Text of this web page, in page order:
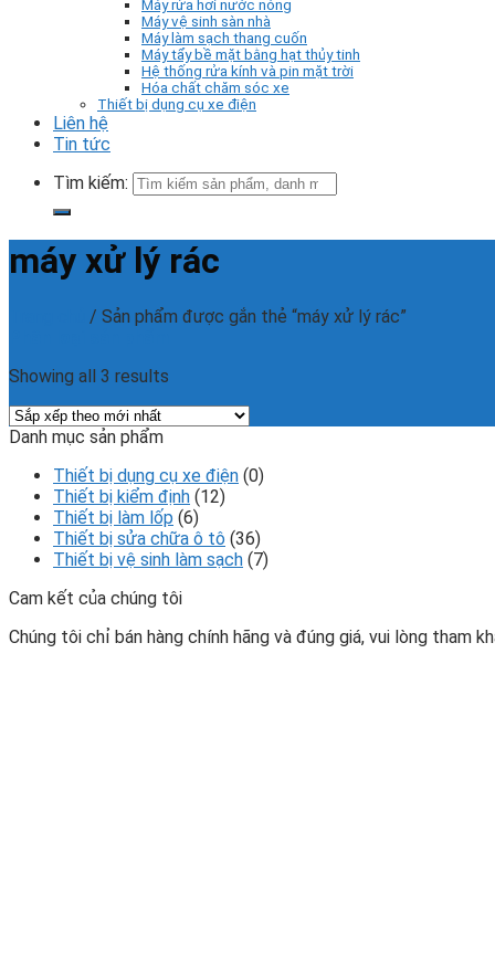
Máy rửa hơi nước nóng
Máy vệ sinh sàn nhà
Máy làm sạch thang cuốn
Máy tẩy bề mặt bằng hạt thủy tinh
Hệ thống rửa kính và pin mặt trời
Hóa chất chăm sóc xe
Thiết bị dụng cụ xe điện
Liên hệ
Tin tức
Tìm kiếm:
máy xử lý rác
/ Sản phẩm được gắn thẻ “máy xử lý rác”
Showing all 3 results
Danh mục sản phẩm
Thiết bị dụng cụ xe điện (0)
Thiết bị kiểm định (12)
Thiết bị làm lốp (6)
Thiết bị sửa chữa ô tô (36)
Thiết bị vệ sinh làm sạch (7)
Cam kết của chúng tôi
Chúng tôi chỉ bán hàng chính hãng và đúng giá, vui lòng tham